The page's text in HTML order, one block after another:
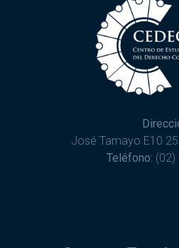
José Tamayo E10
Teléfono: (02)